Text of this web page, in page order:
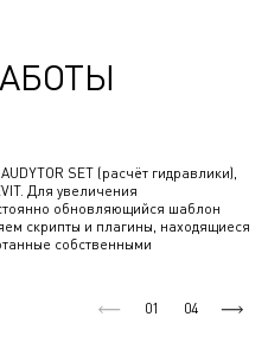
SET (расчёт гидравлики),
Для увеличения
обновляющийся шаблон
скрипты и плагины, находящиеся
собственными
01 04